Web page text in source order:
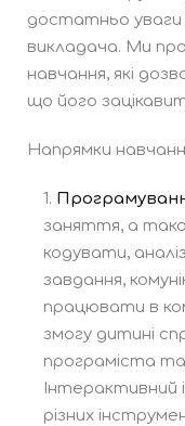
достатньо уваги
викладача. Ми
навчання, які
що його
Напрямки
заняття, а
кодувати,
завдання,
працювати в
змогу дитині
програміста та
Інтерактивний
різних